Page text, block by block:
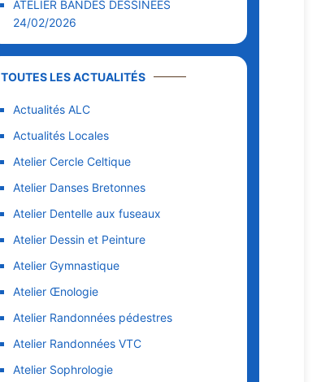
ATELIER BANDES DESSINEES
24/02/2026
TOUTES LES ACTUALITÉS
Actualités ALC
Actualités Locales
Atelier Cercle Celtique
Atelier Danses Bretonnes
Atelier Dentelle aux fuseaux
Atelier Dessin et Peinture
Atelier Gymnastique
Atelier Œnologie
Atelier Randonnées pédestres
Atelier Randonnées VTC
Atelier Sophrologie